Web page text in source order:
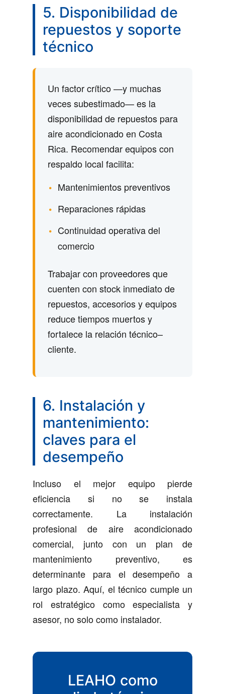
5. Disponibilidad de
repuestos y soporte
técnico
Un factor crítico —y muchas
veces subestimado— es la
disponibilidad de repuestos para
aire acondicionado en Costa
Rica. Recomendar equipos con
respaldo local facilita:
Mantenimientos preventivos
Reparaciones rápidas
Continuidad operativa del
comercio
Trabajar con proveedores que
cuenten con stock inmediato de
repuestos, accesorios y equipos
reduce tiempos muertos y
fortalece la relación técnico–
cliente.
6. Instalación y
mantenimiento:
claves para el
desempeño
Incluso el mejor equipo pierde
eficiencia si no se instala
correctamente. La instalación
profesional de aire acondicionado
comercial, junto con un plan de
mantenimiento preventivo, es
determinante para el desempeño a
largo plazo. Aquí, el técnico cumple un
rol estratégico como especialista y
asesor, no solo como instalador.
LEAHO como